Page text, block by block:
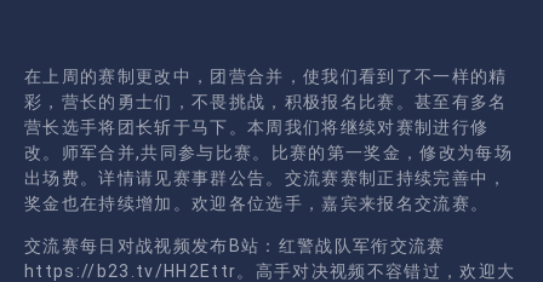
在上周的赛制更改中，团营合并，使我们看到了不一样的精
彩，营长的勇士们，不畏挑战，积极报名比赛。甚至有多名
营长选手将团长斩于马下。本周我们将继续对赛制进行修
改。师军合并,共同参与比赛。比赛的第一奖金，修改为每场
出场费。详情请见赛事群公告。交流赛赛制正持续完善中，
奖金也在持续增加。欢迎各位选手，嘉宾来报名交流赛。
交流赛每日对战视频发布B站：红警战队军衔交流赛
https://b23.tv/HH2Ettr。高手对决视频不容错过，欢迎大